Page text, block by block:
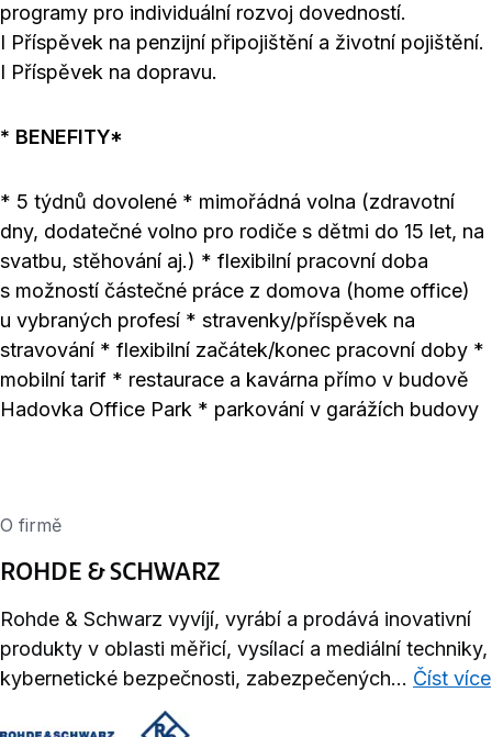
programy pro individuální rozvoj dovedností.
I Příspěvek na penzijní připojištění a životní pojištění.
I Příspěvek na dopravu.
* BENEFITY*
* 5 týdnů dovolené * mimořádná volna (zdravotní
dny, dodatečné volno pro rodiče s dětmi do 15 let, na
svatbu, stěhování aj.) * flexibilní pracovní doba
s možností částečné práce z domova (home office)
u vybraných profesí * stravenky/příspěvek na
stravování * flexibilní začátek/konec pracovní doby *
mobilní tarif * restaurace a kavárna přímo v budově
Hadovka Office Park * parkování v garážích budovy
O firmě
ROHDE & SCHWARZ
Rohde & Schwarz vyvíjí, vyrábí a prodává inovativní
produkty v oblasti měřicí, vysílací a mediální techniky,
kybernetické bezpečnosti, zabezpečených... Číst více